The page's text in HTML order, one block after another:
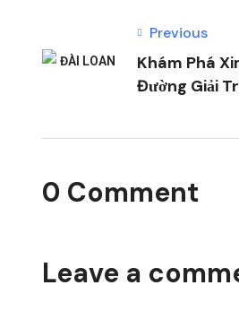
Previous
Khám Phá
Đường Giải
0 Comment
Leave a